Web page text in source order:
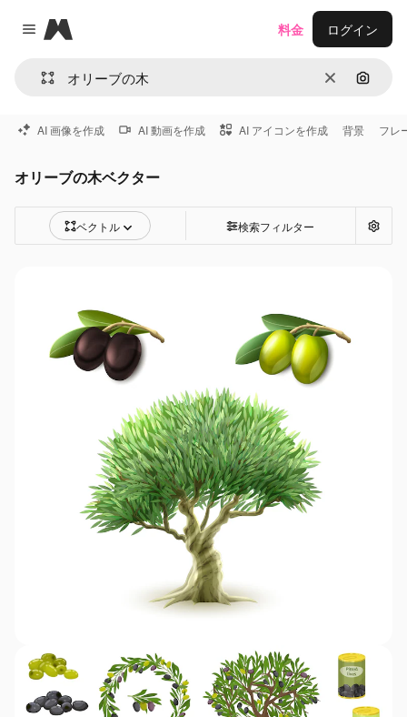
Close menu
Magnific
消去 画像で
料金 ログイン
AI 画像を作成 AI 動画を作成 AI アイコンを作成 背景 フレ
オリーブの木ベクター
ベクトル 検索フィルター